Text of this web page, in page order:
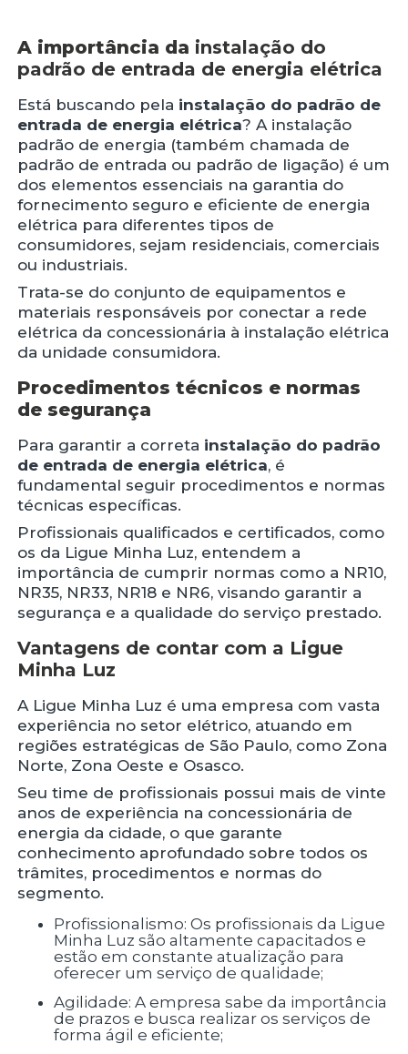
A importância da instalação do
padrão de entrada de energia elétrica
Está buscando pela instalação do padrão de
entrada de energia elétrica? A instalação
padrão de energia (também chamada de
padrão de entrada ou padrão de ligação) é um
dos elementos essenciais na garantia do
fornecimento seguro e eficiente de energia
elétrica para diferentes tipos de
consumidores, sejam residenciais, comerciais
ou industriais.
Trata-se do conjunto de equipamentos e
materiais responsáveis por conectar a rede
elétrica da concessionária à instalação elétrica
da unidade consumidora.
Procedimentos técnicos e normas
de segurança
Para garantir a correta instalação do padrão
de entrada de energia elétrica, é
fundamental seguir procedimentos e normas
técnicas específicas.
Profissionais qualificados e certificados, como
os da Ligue Minha Luz, entendem a
importância de cumprir normas como a NR10,
NR35, NR33, NR18 e NR6, visando garantir a
segurança e a qualidade do serviço prestado.
Vantagens de contar com a Ligue
Minha Luz
A Ligue Minha Luz é uma empresa com vasta
experiência no setor elétrico, atuando em
regiões estratégicas de São Paulo, como Zona
Norte, Zona Oeste e Osasco.
Seu time de profissionais possui mais de vinte
anos de experiência na concessionária de
energia da cidade, o que garante
conhecimento aprofundado sobre todos os
trâmites, procedimentos e normas do
segmento.
Profissionalismo: Os profissionais da Ligue
Minha Luz são altamente capacitados e
estão em constante atualização para
oferecer um serviço de qualidade;
Agilidade: A empresa sabe da importância
de prazos e busca realizar os serviços de
forma ágil e eficiente;